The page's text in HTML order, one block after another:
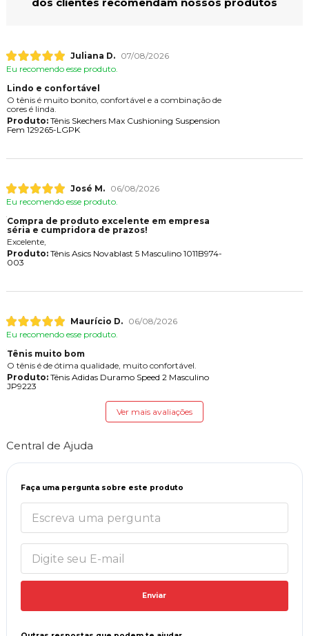
Juliana D.
07/08/2026
Eu recomendo esse produto.
Lindo e confortável
O tênis é muito bonito, confortável e a combinação de
cores é linda.
Produto:Tênis Skechers Max Cushioning Suspension
Fem 129265-LGPK
José M.
06/08/2026
Eu recomendo esse produto.
Compra de produto excelente em empresa
séria e cumpridora de prazos!
Excelente,
Produto:Tênis Asics Novablast 5 Masculino 1011B974-
003
Maurício D.
06/08/2026
Eu recomendo esse produto.
Tênis muito bom
O tênis é de ótima qualidade, muito confortável.
Produto:Tênis Adidas Duramo Speed 2 Masculino
JP9223
Ver mais avaliações
Central de Ajuda
Faça uma pergunta sobre este produto
Enviar